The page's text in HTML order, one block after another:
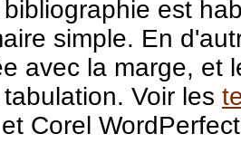
est
simple. En
avec la marge, et
Voir les
Corel